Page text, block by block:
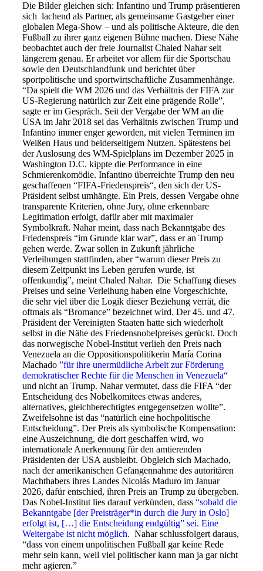
Die Bilder gleichen sich: Infantino und Trump präsentieren
sich lachend als Partner, als gemeinsame Gastgeber einer
globalen Mega-Show – und als politische Akteure, die den
Fußball zu ihrer ganz eigenen Bühne machen. Diese Nähe
beobachtet auch der freie Journalist Chaled Nahar seit
längerem genau. Er arbeitet vor allem für die Sportschau
sowie den Deutschlandfunk und berichtet über
sportpolitische und sportwirtschaftliche Zusammenhänge.
“Da spielt die WM 2026 und das Verhältnis der FIFA zur
US-Regierung natürlich zur Zeit eine prägende Rolle”,
sagte er im Gespräch. Seit der Vergabe der WM an die
USA im Jahr 2018 sei das Verhältnis zwischen Trump und
Infantino immer enger geworden, mit vielen Terminen im
Weißen Haus und beiderseitigem Nutzen. Spätestens bei
der Auslosung des WM-Spielplans im Dezember 2025 in
Washington D.C. kippte die Performance in eine
Schmierenkomödie. Infantino überreichte Trump den neu
geschaffenen “FIFA-Friedenspreis“, den sich der US-
Präsident selbst umhängte. Ein Preis, dessen Vergabe ohne
transparente Kriterien, ohne Jury, ohne erkennbare
Legitimation erfolgt, dafür aber mit maximaler
Symbolkraft. Nahar meint, dass nach Bekanntgabe des
Friedenspreis “im Grunde klar war”, dass er an Trump
gehen werde. Zwar sollen in Zukunft jährliche
Verleihungen stattfinden, aber “warum dieser Preis zu
diesem Zeitpunkt ins Leben gerufen wurde, ist
offenkundig”, meint Chaled Nahar. Die Schaffung dieses
Preises und seine Verleihung haben eine Vorgeschichte,
die sehr viel über die Logik dieser Beziehung verrät, die
oftmals als “Bromance” bezeichnet wird. Der 45. und 47.
Präsident der Vereinigten Staaten hatte sich wiederholt
selbst in die Nähe des Friedensnobelpreises gerückt. Doch
das norwegische Nobel-Institut verlieh den Preis nach
Venezuela an die Oppositionspolitikerin María Corina
Machado ”für ihre unermüdliche Arbeit zur Förderung
demokratischer Rechte für die Menschen in Venezuela“
und nicht an Trump. Nahar vermutet, dass die FIFA “der
Entscheidung des Nobelkomitees etwas anderes,
alternatives, gleichberechtigtes entgegensetzen wollte”.
Zweifelsohne ist das “natürlich eine hochpolitische
Entscheidung”. Der Preis als symbolische Kompensation:
eine Auszeichnung, die dort geschaffen wird, wo
internationale Anerkennung für den amtierenden
Präsidenten der USA ausbleibt. Obgleich sich Machado,
nach der amerikanischen Gefangennahme des autoritären
Machthabers ihres Landes Nicolás Maduro im Januar
2026, dafür entschied, ihren Preis an Trump zu übergeben.
Das Nobel-Institut lies darauf verkünden, dass “sobald die
Bekanntgabe [der Preisträger*in durch die Jury in Oslo]
erfolgt ist, […] die Entscheidung endgültig” sei. Eine
Weitergabe ist nicht möglich. Nahar schlussfolgert daraus,
“dass von einem unpolitischen Fußball gar keine Rede
mehr sein kann, weil viel politischer kann man ja gar nicht
mehr agieren.”